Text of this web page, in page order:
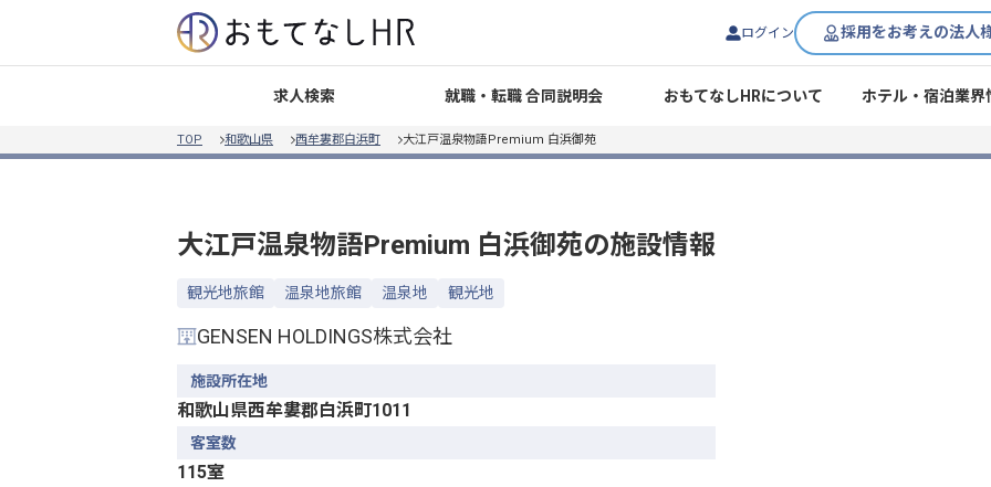
ログイン 採用をお考えの法人
求人検索 就職・転職 合同説明会 おもてなしHRについて ホテル・宿泊業界
TOP 和歌山県 西牟婁郡白浜町 大江戸温泉物語Premium 白浜御苑
大江戸温泉物語Premium 白浜御苑の施設情報
観光地旅館 温泉地旅館 温泉地 観光地
GENSEN HOLDINGS株式会社
施設所在地
和歌山県西牟婁郡白浜町1011
客室数
115室